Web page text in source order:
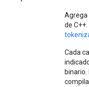
Agrega
de
Cada